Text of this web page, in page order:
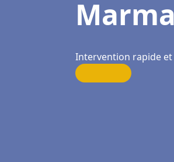
Intervention rapide et